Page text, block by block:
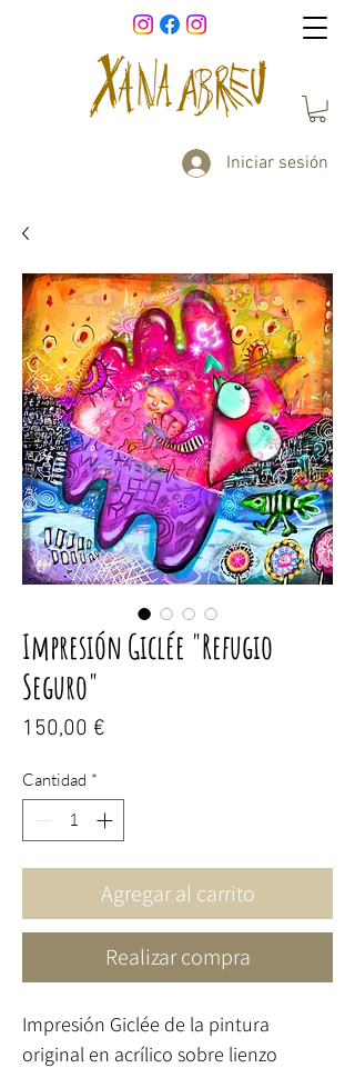
Iniciar sesión
Impresión Giclée "Refugio
Seguro"
150,00 €
Cantidad *
Agregar al carrito
Realizar compra
Impresión Giclée de la pintura
original en acrílico sobre lienzo